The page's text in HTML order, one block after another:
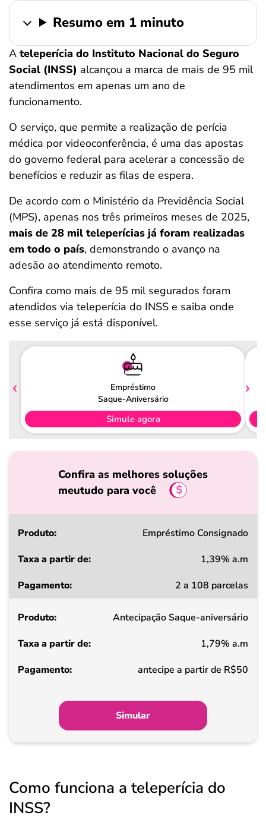
Resumo em 1 minuto
A teleperícia do Instituto Nacional do Seguro
Social (INSS) alcançou a marca de mais de 95 mil
atendimentos em apenas um ano de
funcionamento.
O serviço, que permite a realização de perícia
médica por videoconferência, é uma das apostas
do governo federal para acelerar a concessão de
benefícios e reduzir as filas de espera.
De acordo com o Ministério da Previdência Social
(MPS), apenas nos três primeiros meses de 2025,
mais de 28 mil teleperícias já foram realizadas
em todo o país, demonstrando o avanço na
adesão ao atendimento remoto.
Confira como mais de 95 mil segurados foram
atendidos via teleperícia do INSS e saiba onde
esse serviço já está disponível.
Empréstimo
Saque-Aniversário
Simule agora
Confira as melhores soluções
meutudo para você
Produto
a
de
Pagamento
Empréstimo Consignado
1,39% a.m
2 a 108 parcelas
Antecipação Saque-aniversário
1,79% a.m
antecipe a partir de R$50
Simular
Como funciona a teleperícia do
INSS?